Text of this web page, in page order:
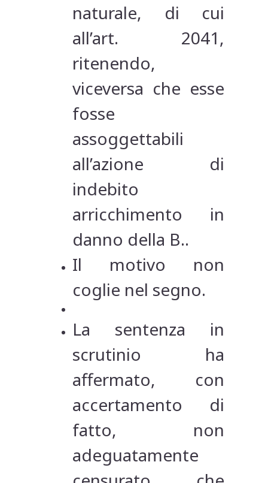
naturale, di cui
all’art. 2041,
ritenendo,
viceversa che esse
fosse
assoggettabili
all’azione di
indebito
arricchimento in
danno della B..
Il motivo non
coglie nel segno.
La sentenza in
scrutinio ha
affermato, con
accertamento di
fatto, non
adeguatamente